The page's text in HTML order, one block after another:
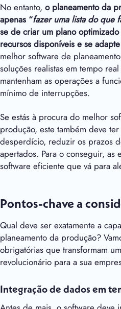
No entanto, o planeamento da
apenas “fazer uma lista do que
se de criar um plano
recursos disponíveis e se
melhor software de
soluções realistas em tempo
mantenham as operações a
mínimo de interrupções.
Se estás à procura do melhor
produção, este também deve
desperdício, reduzir os prazos
apertados. Para o conseguir, as
software eficiente que vá para
Pontos-chave a
Qual deve ser exatamente a
planeamento da produção?
obrigatórias que transformam
revolucionário para a sua
Integração de dados em